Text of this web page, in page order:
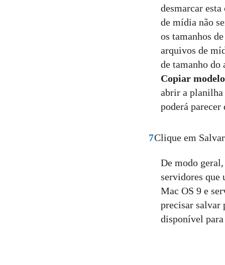
desmarcar
de mídia não
os tamanhos
arquivos de
de tamanho do
Copiar
abrir a planilha
poderá
7Clique em
De modo
servidores que
Mac OS 9 e
precisar salvar
disponível